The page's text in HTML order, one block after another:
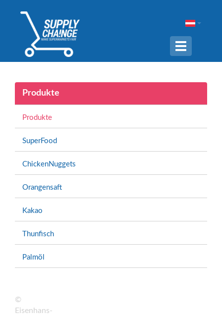
Navigation
ein-/
Produkte
Produkte
SuperFood
ChickenNuggets
Orangensaft
Kakao
Thunfisch
Palmöl
©
Eisenhans-